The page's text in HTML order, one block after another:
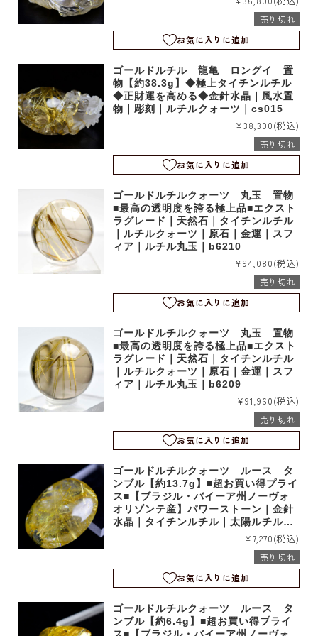
売り切れ
お気に入りに追加
ゴールドルチル 龍亀 ロングイ 置
物【約38.3g】◆極上タイチンルチル
◆正財運を高める◆金針水晶｜風水置
物｜彫刻｜ルチルクォーツ｜cs015
¥38,300(税込)
売り切れ
お気に入りに追加
ゴールドルチルクォーツ 丸玉 置物
■最高の透明度を誇る極上品■エクスト
ラグレード｜天然石｜タイチンルチル
｜ルチルクォーツ｜原石｜金運｜スフ
ィア｜ルチル丸玉｜b6210
¥94,080(税込)
売り切れ
お気に入りに追加
ゴールドルチルクォーツ 丸玉 置物
■最高の透明度を誇る極上品■エクスト
ラグレード｜天然石｜タイチンルチル
｜ルチルクォーツ｜原石｜金運｜スフ
ィア｜ルチル丸玉｜b6209
¥91,960(税込)
売り切れ
お気に入りに追加
ゴールドルチルクォーツ ルース タ
ンブル【約13.7g】■超お買い得プライ
ス■【ブラジル・バイーア州ノーヴォ
オリゾンテ産】パワーストーン｜金針
水晶｜タイチンルチル｜太陽ルチル｜
素材｜タンブル｜お買い得品｜e1111
¥7,270(税込)
売り切れ
お気に入りに追加
ゴールドルチルクォーツ ルース タ
ンブル【約6.4g】■超お買い得プライ
ス■【ブラジル・バイーア州ノーヴォ